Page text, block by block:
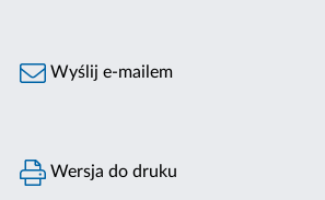
Wyślij e-mailem
Wersja do druku